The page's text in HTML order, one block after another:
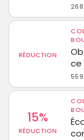
268
RÉDUCTION
ce
559
15%
RÉDUCTION